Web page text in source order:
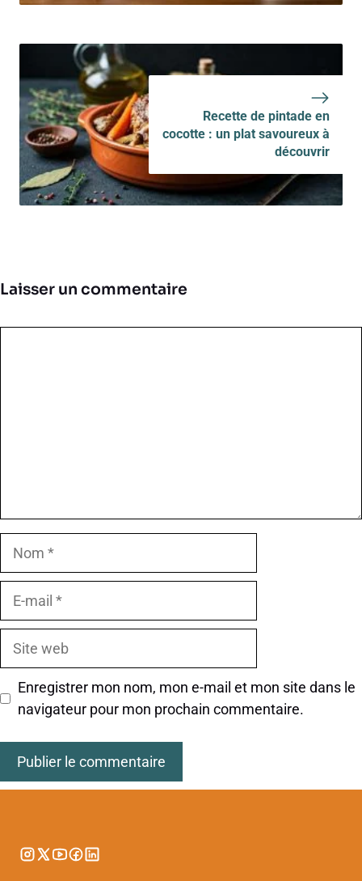
Recette de pintade en
cocotte : un plat savoureux à
découvrir
Laisser un commentaire
Nom
Site
Enregistrer mon nom, mon e-mail et mon site dans le
navigateur pour mon prochain commentaire.